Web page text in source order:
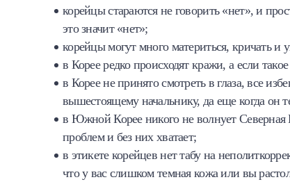
Карта КАКТУС
Продукты для Бизнеса
корейцы стараются не говорить «нет», и
это значит «нет»;
корейцы могут много материться, кричать и
в Корее редко происходят кражи, а если
в Корее не принято смотреть в глаза, все
вышестоящему начальнику, да еще когда он
в Южной Корее никого не волнует
проблем и без них хватает;
в этикете корейцев нет табу на
что у вас слишком темная кожа или вы